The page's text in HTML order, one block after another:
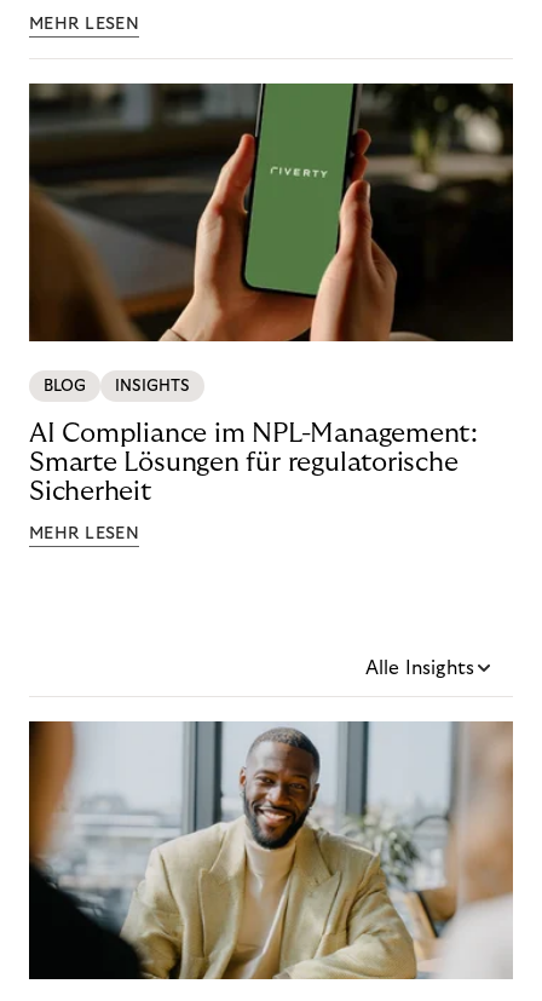
MEHR LESEN
BLOG INSIGHTS
AI Compliance im NPL-Management:
Smarte Lösungen für regulatorische
Sicherheit
MEHR LESEN
Alle Insights